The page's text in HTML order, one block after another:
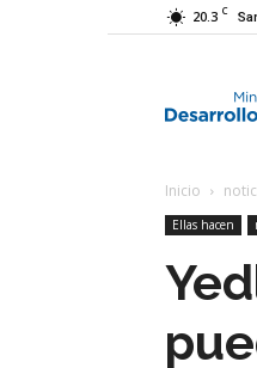
20.3 C
Inicio
Ellas hacen